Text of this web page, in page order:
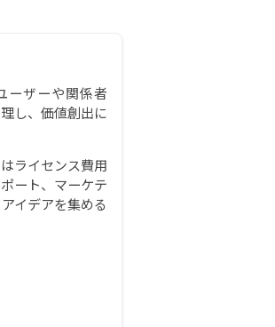
ーザーや関係者
し、価値創出に
ライセンス費用
ート、マーケテ
イデアを集める